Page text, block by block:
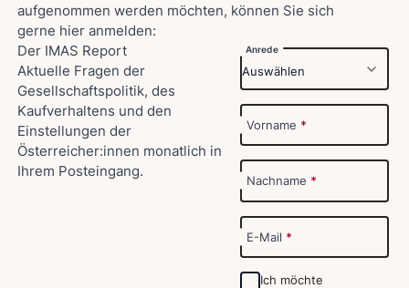
aufgenommen werden möchten, können Sie sich
gerne hier anmelden:
Der IMAS Report
Aktuelle Fragen der
Gesellschaftspolitik, des
Kaufverhaltens und den
Einstellungen der
Österreicher:innen monatlich in
Ihrem Posteingang.
Anrede
Vorname *
Nachname *
E-Mail *
Ich möchte